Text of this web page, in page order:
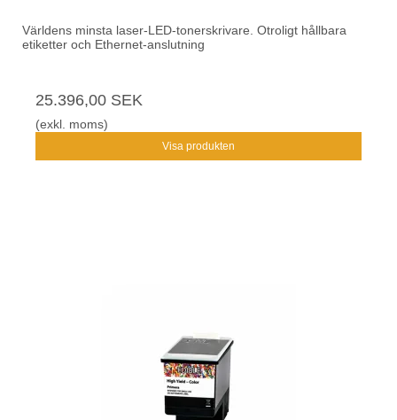
Världens minsta laser-LED-tonerskrivare. Otroligt hållbara
etiketter och Ethernet-anslutning
25.396,00 SEK
(exkl. moms)
Visa produkten